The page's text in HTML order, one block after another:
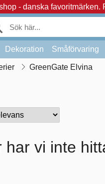
- danska favoritmärken.
Dekoration Småförvaring
GreenGate Elvina
har vi inte